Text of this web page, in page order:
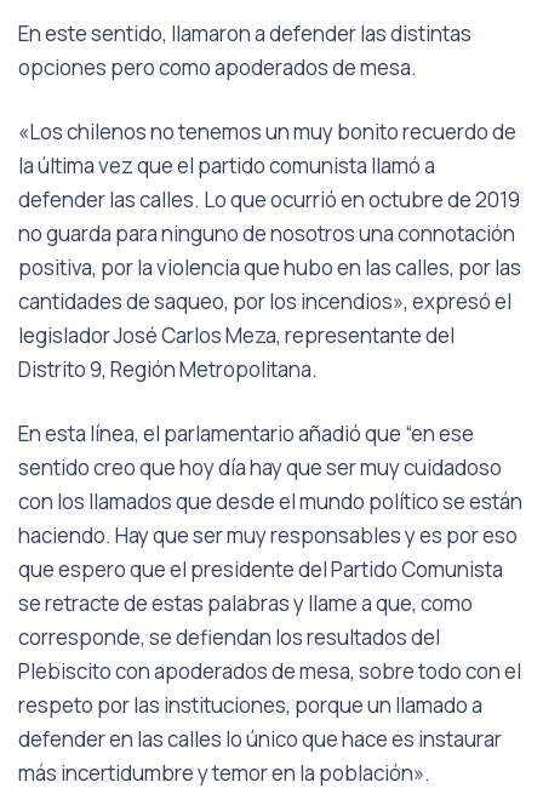
En este sentido, llamaron a defender las distintas
opciones pero como apoderados de mesa.
«Los chilenos no tenemos un muy bonito recuerdo de
la última vez que el partido comunista llamó a
defender las calles. Lo que ocurrió en octubre de 2019
no guarda para ninguno de nosotros una connotación
positiva, por la violencia que hubo en las calles, por las
cantidades de saqueo, por los incendios», expresó el
legislador José Carlos Meza, representante del
Distrito 9, Región Metropolitana.
En esta línea, el parlamentario añadió que “en ese
sentido creo que hoy día hay que ser muy cuidadoso
con los llamados que desde el mundo político se están
haciendo. Hay que ser muy responsables y es por eso
que espero que el presidente del Partido Comunista
se retracte de estas palabras y llame a que, como
corresponde, se defiendan los resultados del
Plebiscito con apoderados de mesa, sobre todo con el
respeto por las instituciones, porque un llamado a
defender en las calles lo único que hace es instaurar
más incertidumbre y temor en la población».